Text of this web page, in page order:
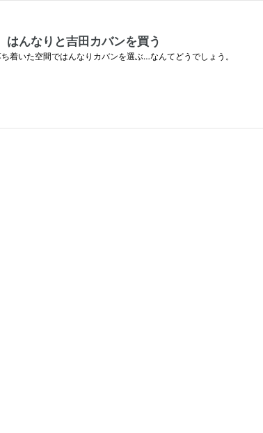
はんなりと吉田カバンを買う
着いた空間ではんなりカバンを選ぶ…なんてどうでしょう。